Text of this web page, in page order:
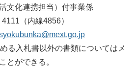
文化連携担当）付事業係
（内線4856）
る入札書以外の書類についてはメ
とができる。